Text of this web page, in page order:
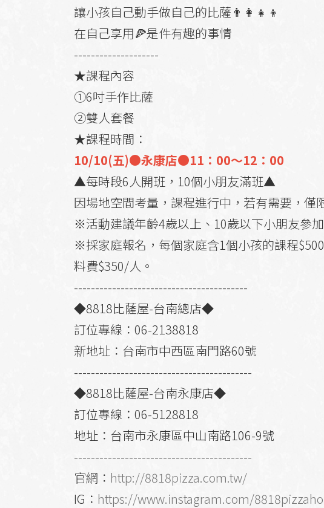
讓小孩自己動手做自己的比薩👨‍👩‍👧‍👦
在自己享用🍕是件有趣的事情
--------------------
★課程內容
①6吋手作比薩
②雙人套餐
★課程時間：
10/10(五)●永康店●11：00～12：00
▲每時段6人開班，10個小朋友滿班▲
因場地空間考量，課程進行中，若有需要，僅
※活動建議年齡4歲以上、10歲以下小朋友參加
※採家庭報名，每個家庭含1個小孩的課程
料費$350/人。
-----------------------------------------
◆8818比薩屋-台南總店◆
訂位專線：06-2138818
新地址：台南市中西區南門路60號
------------------------------------------
◆8818比薩屋-台南永康店◆
訂位專線：06-5128818
地址：台南市永康區中山南路106-9號
------------------------------------------
官網： http://8818pizza.com.tw/
IG： https://www.instagram.com/